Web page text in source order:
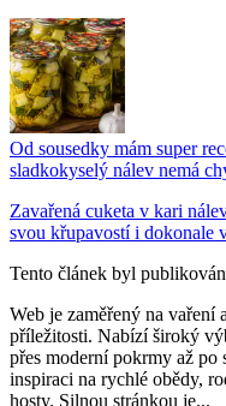
Od sousedky mám super
sladkokyselý nálev nemá
Zavařená cuketa v kari
svou křupavostí i dokonale
Tento článek byl
Web je zaměřený na vaření
příležitosti. Nabízí široký
přes moderní pokrmy až po
inspiraci na rychlé obědy,
hosty. Silnou stránkou je...